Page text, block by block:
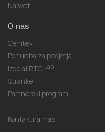
Nasveti
O nas
Cenitev
Ponudba za podjetja
Izdelal RTC Lab
Stranke
Partnerski program
Kontaktiraj nas